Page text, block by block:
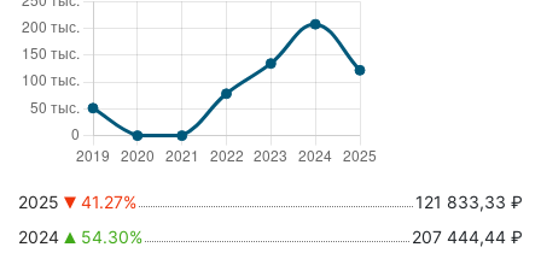
2025 41.27%
121 833,33 ₽
2024
54.30% 207 444,44 ₽